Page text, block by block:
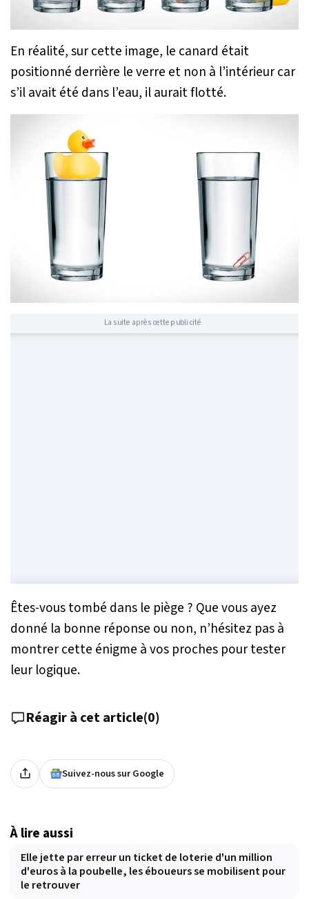
En réalité, sur cette image, le canard était
positionné derrière le verre et non à l’intérieur car
s’il avait été dans l’eau, il aurait flotté.
La suite après cette publicité
Êtes-vous tombé dans le piège ? Que vous ayez
donné la bonne réponse ou non, n’hésitez pas à
montrer cette énigme à vos proches pour tester
leur logique.
Réagir à cet article(0)
Suivez-nous sur Google
À lire aussi
Elle jette par erreur un ticket de loterie d'un million
d'euros à la poubelle, les éboueurs se mobilisent pour
le retrouver